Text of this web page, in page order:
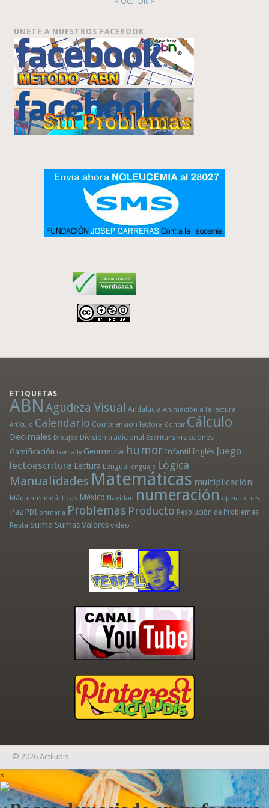
ÚNETE A NUESTROS FACEBOOK
ETIQUETAS
ABN Agudeza Visual Andalucía Animación a la lectura
Artículo Calendario Comprensión lectora Contar Cálculo
Decimales Dibujos División tradicional Escritura Fracciones
Gamificación Genially Geometría humor Infantil Inglés Juego
lectoescritura Lectura Lengua lenguaje Lógica
Manualidades Matemáticas multiplicación
Máquinas didácticas México Navidad numeración operaciones
Paz PDI primaria Problemas Producto Resolución de Problemas
Resta Suma Sumas Valores vídeo
© 2026 Actiludis
×